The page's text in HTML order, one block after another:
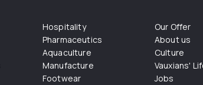
Hospitality
Pharmaceutics
Aquaculture
Manufacture
Footwear
Our Offer
About us
Culture
Vauxians'
Jobs